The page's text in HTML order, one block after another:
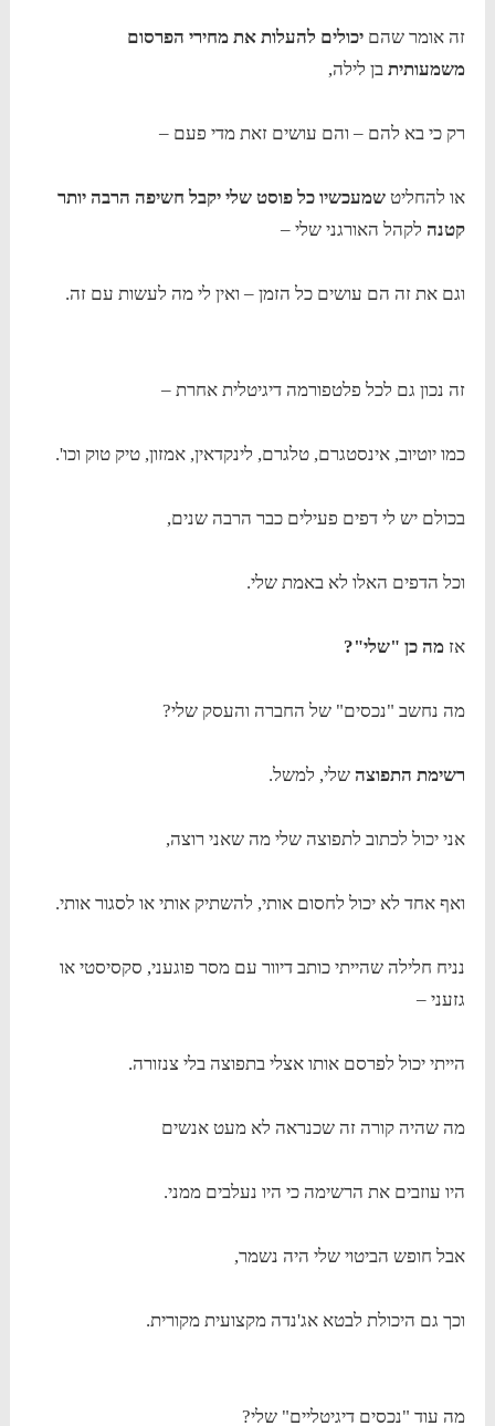
זה אומר שהםיכולים להעלות את מחירי הפרסום
משמעותית בן לילה,
רק כי בא להם – והם עושים זאת מדי פעם –
או להחליטשמעכשיו כל פוסט שלי יקבל חשיפה הרבה יותר
קטנה לקהל האורגני שלי –
וגם את זה הם עושים כל הזמן – ואין לי מה לעשות עם זה.
זה נכון גם לכל פלטפורמה דיגיטלית אחרת –
כמו יוטיוב, אינסטגרם, טלגרם, לינקדאין, אמזון, טיק טוק וכו'.
בכולם יש לי דפים פעילים כבר הרבה שנים,
וכל הדפים האלו לא באמת שלי.
אזמה כן "שלי"?
מה נחשב "נכסים" של החברה והעסק שלי?
רשימת התפוצה שלי, למשל.
אני יכול לכתוב לתפוצה שלי מה שאני רוצה,
ואף אחד לא יכול לחסום אותי, להשתיק אותי או לסגור אותי.
נניח חלילה שהייתי כותב דיוור עם מסר פוגעני, סקסיסטי או
גזעני –
הייתי יכול לפרסם אותו אצלי בתפוצה בלי צנזורה.
מה שהיה קורה זה שכנראה לא מעט אנשים
היו עוזבים את הרשימה כי היו נעלבים ממני.
אבל חופש הביטוי שלי היה נשמר,
וכך גם היכולת לבטא אג'נדה מקצועית מקורית.
מה עוד "נכסים דיגיטליים" שלי?